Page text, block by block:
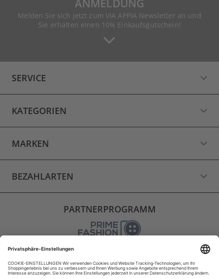
Melden Sie sich jetzt zum VIA APPIA Newsletter an und
Sie erhalten einen 10% Einkaufsgutschein!
SERVICE
KATEGORIEN
MARKEN
BEZAHLARTEN
PARTNERPROGRAMM